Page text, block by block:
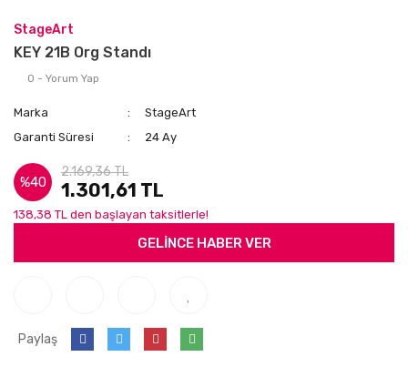
StageArt
KEY 21B Org Standı
0 - Yorum Yap
Marka
StageArt
Garanti Süresi
24 Ay
%40
2.169,36 TL
1.301,61 TL
138,38 TL den başlayan taksitlerle!
GELİNCE HABER VER
Paylaş